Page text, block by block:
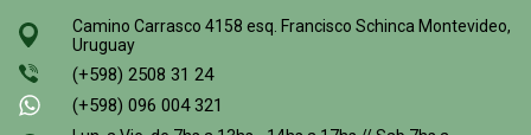
Camino Carrasco 4158 esq. Francisco Schinca Montevideo,
Uruguay
(+598) 2508 31 24
(+598) 096 004 321